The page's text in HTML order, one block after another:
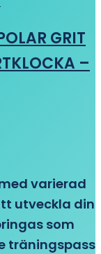
GRIT
–
varierad
utveckla din
som
träningspass